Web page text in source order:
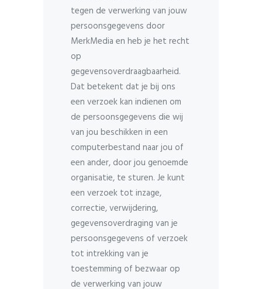
tegen de verwerking van jouw
persoonsgegevens door
MerkMedia en heb je het recht
op
gegevensoverdraagbaarheid.
Dat betekent dat je bij ons
een verzoek kan indienen om
de persoonsgegevens die wij
van jou beschikken in een
computerbestand naar jou of
een ander, door jou genoemde
organisatie, te sturen. Je kunt
een verzoek tot inzage,
correctie, verwijdering,
gegevensoverdraging van je
persoonsgegevens of verzoek
tot intrekking van je
toestemming of bezwaar op
de verwerking van jouw